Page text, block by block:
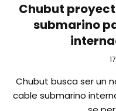
Chubut
submarino
Chubut busca ser un
cable submarino